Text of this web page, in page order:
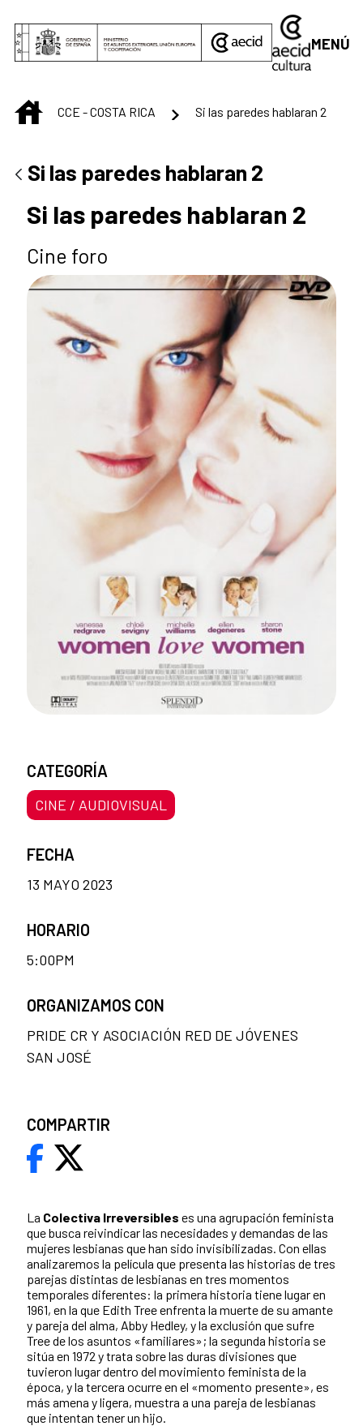
MENÚ
INICIO
CCE - COSTA RICA Si las paredes hablaran 2
Si las paredes hablaran 2
Si las paredes hablaran 2
Cine foro
La Colectiva Irreversibles es una agrupación feminista
que busca reivindicar las necesidades y demandas de las
mujeres lesbianas que han sido invisibilizadas. Con ellas
analizaremos la película que presenta las historias de tres
parejas distintas de lesbianas en tres momentos
temporales diferentes: la primera historia tiene lugar en
1961, en la que Edith Tree enfrenta la muerte de su amante
y pareja del alma, Abby Hedley, y la exclusión que sufre
Tree de los asuntos «familiares»; la segunda historia se
sitúa en 1972 y trata sobre las duras divisiones que
tuvieron lugar dentro del movimiento feminista de la
época, y la tercera ocurre en el «momento presente», es
más amena y ligera, muestra a una pareja de lesbianas
que intentan tener un hijo.
CATEGORÍA
CINE / AUDIOVISUAL
FECHA
13 MAYO 2023
HORARIO
5:00PM
ORGANIZAMOS CON
PRIDE CR Y ASOCIACIÓN RED DE JÓVENES
SAN JOSÉ
COMPARTIR